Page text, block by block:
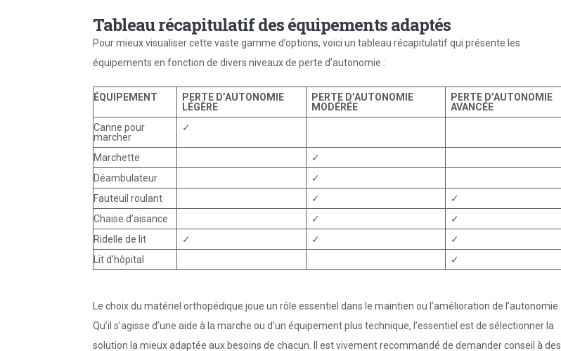
Tableau récapitulatif des équipements adaptés
Pour mieux visualiser cette vaste gamme d’options, voici un tableau récapitulatif qui présente les
équipements en fonction de divers niveaux de perte d’autonomie :
ÉQUIPEMENT
PERTE D’AUTONOMIE
LÉGÈRE
PERTE D’AUTONOMIE
MODÉRÉE
PERTE D’AUTONOMIE
AVANCÉE
Canne pour
marcher
✓
Marchette
✓
Déambulateur
✓
Fauteuil roulant
✓
✓
Chaise d’aisance
✓
✓
Ridelle de lit
✓ ✓
✓
Lit d’hôpital
✓
Le choix du matériel orthopédique joue un rôle essentiel dans le maintien ou l’amélioration de l’autonomie.
Qu’il s’agisse d’une aide à la marche ou d’un équipement plus technique, l’essentiel est de sélectionner la
solution la mieux adaptée aux besoins de chacun. Il est vivement recommandé de demander conseil à des